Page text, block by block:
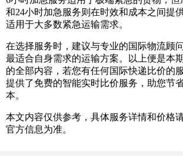
和24小时加急服务则在时效和成本之间提
适用于大多数紧急运输需求。
在选择服务时，建议与专业的国际物流顾
最适合自身需求的运输方案。以上便是本
的全部内容，若您有任何国际快递比价的
提供了免费的智能实时比价服务，助您节
本。
本文内容仅供参考，具体服务详情和价格
官方信息为准。